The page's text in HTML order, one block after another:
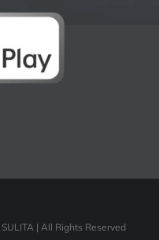
| All Rights Reserved